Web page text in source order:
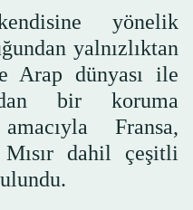
yönelik
yalnızlıktan
Arap dünyası ile
bir koruma
Fransa,
dahil çeşitli